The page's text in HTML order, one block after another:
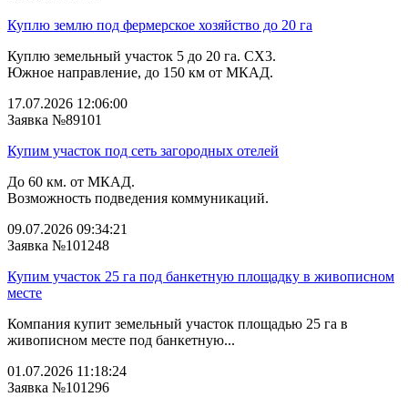
Куплю землю под фермерское хозяйство до 20 га
Куплю земельный участок 5 до 20 га. СХ3.
Южное направление, до 150 км от МКАД.
17.07.2026 12:06:00
Заявка №89101
Купим участок под сеть загородных отелей
До 60 км. от МКАД.
Возможность подведения коммуникаций.
09.07.2026 09:34:21
Заявка №101248
Купим участок 25 га под банкетную площадку в живописном
месте
Компания купит земельный участок площадью 25 га в
живописном месте под банкетную...
01.07.2026 11:18:24
Заявка №101296